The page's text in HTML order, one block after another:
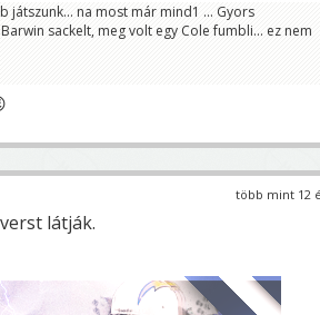
játszunk... na most már mind1 ... Gyors
sackelt, meg volt egy Cole fumbli... ez nem
több mint 12
látják.